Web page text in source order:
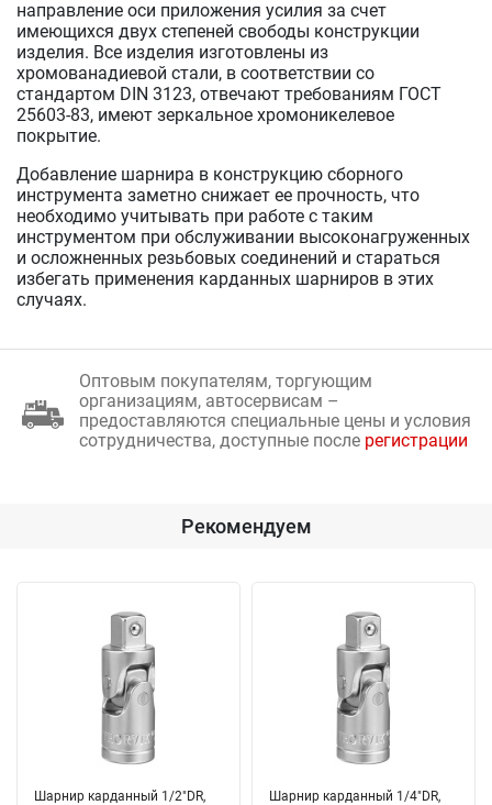
направление оси приложения усилия за счет
имеющихся двух степеней свободы конструкции
изделия. Все изделия изготовлены из
хромованадиевой стали, в соответствии со
стандартом DIN 3123, отвечают требованиям ГОСТ
25603-83, имеют зеркальное хромоникелевое
покрытие.
Добавление шарнира в конструкцию сборного
инструмента заметно снижает ее прочность, что
необходимо учитывать при работе с таким
инструментом при обслуживании высоконагруженных
и осложненных резьбовых соединений и стараться
избегать применения карданных шарниров в этих
случаях.
Оптовым покупателям, торгующим
организациям, автосервисам –
предоставляются специальные цены и условия
сотрудничества, доступные после регистрации
Рекомендуем
Шарнир карданный 1/2"DR,
Шарнир карданный 1/4"DR,